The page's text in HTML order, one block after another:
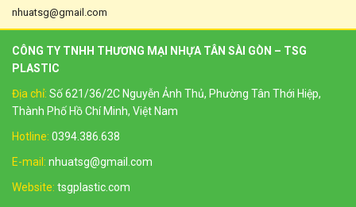
nhuatsg@gmail.com
CÔNG TY TNHH THƯƠNG MẠI NHỰA TÂN SÀI GÒN – TSG
PLASTIC
Địa chỉ: Số 621/36/2C Nguyễn Ảnh Thủ, Phường Tân Thới Hiệp,
Thành Phố Hồ Chí Minh, Việt Nam
Hotline: 0394.386.638
E-mail: nhuatsg@gmail.com
Website: tsgplastic.com